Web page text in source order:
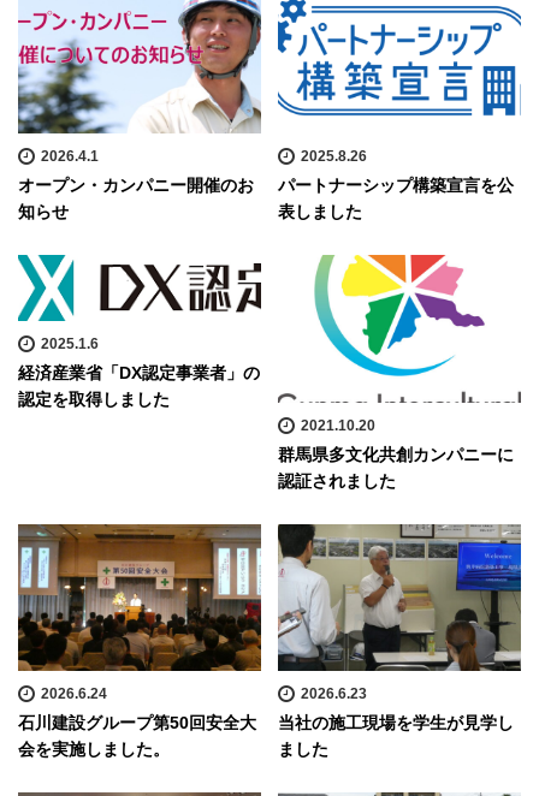
2026.4.1
オープン・カンパニー開催のお
知らせ
2025.8.26
パートナーシップ構築宣言を公
表しました
2025.1.6
経済産業省「DX認定事業者」の
認定を取得しました
2021.10.20
群馬県多文化共創カンパニーに
認証されました
2026.6.24
石川建設グループ第50回安全大
会を実施しました。
2026.6.23
当社の施工現場を学生が見学し
ました